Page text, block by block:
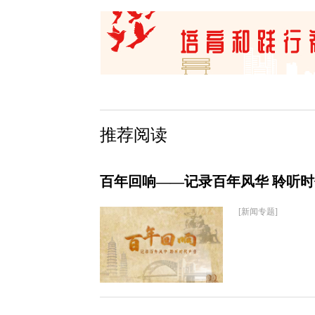
推荐阅读
百年回响——记录百年风华 聆听
[新闻专题]